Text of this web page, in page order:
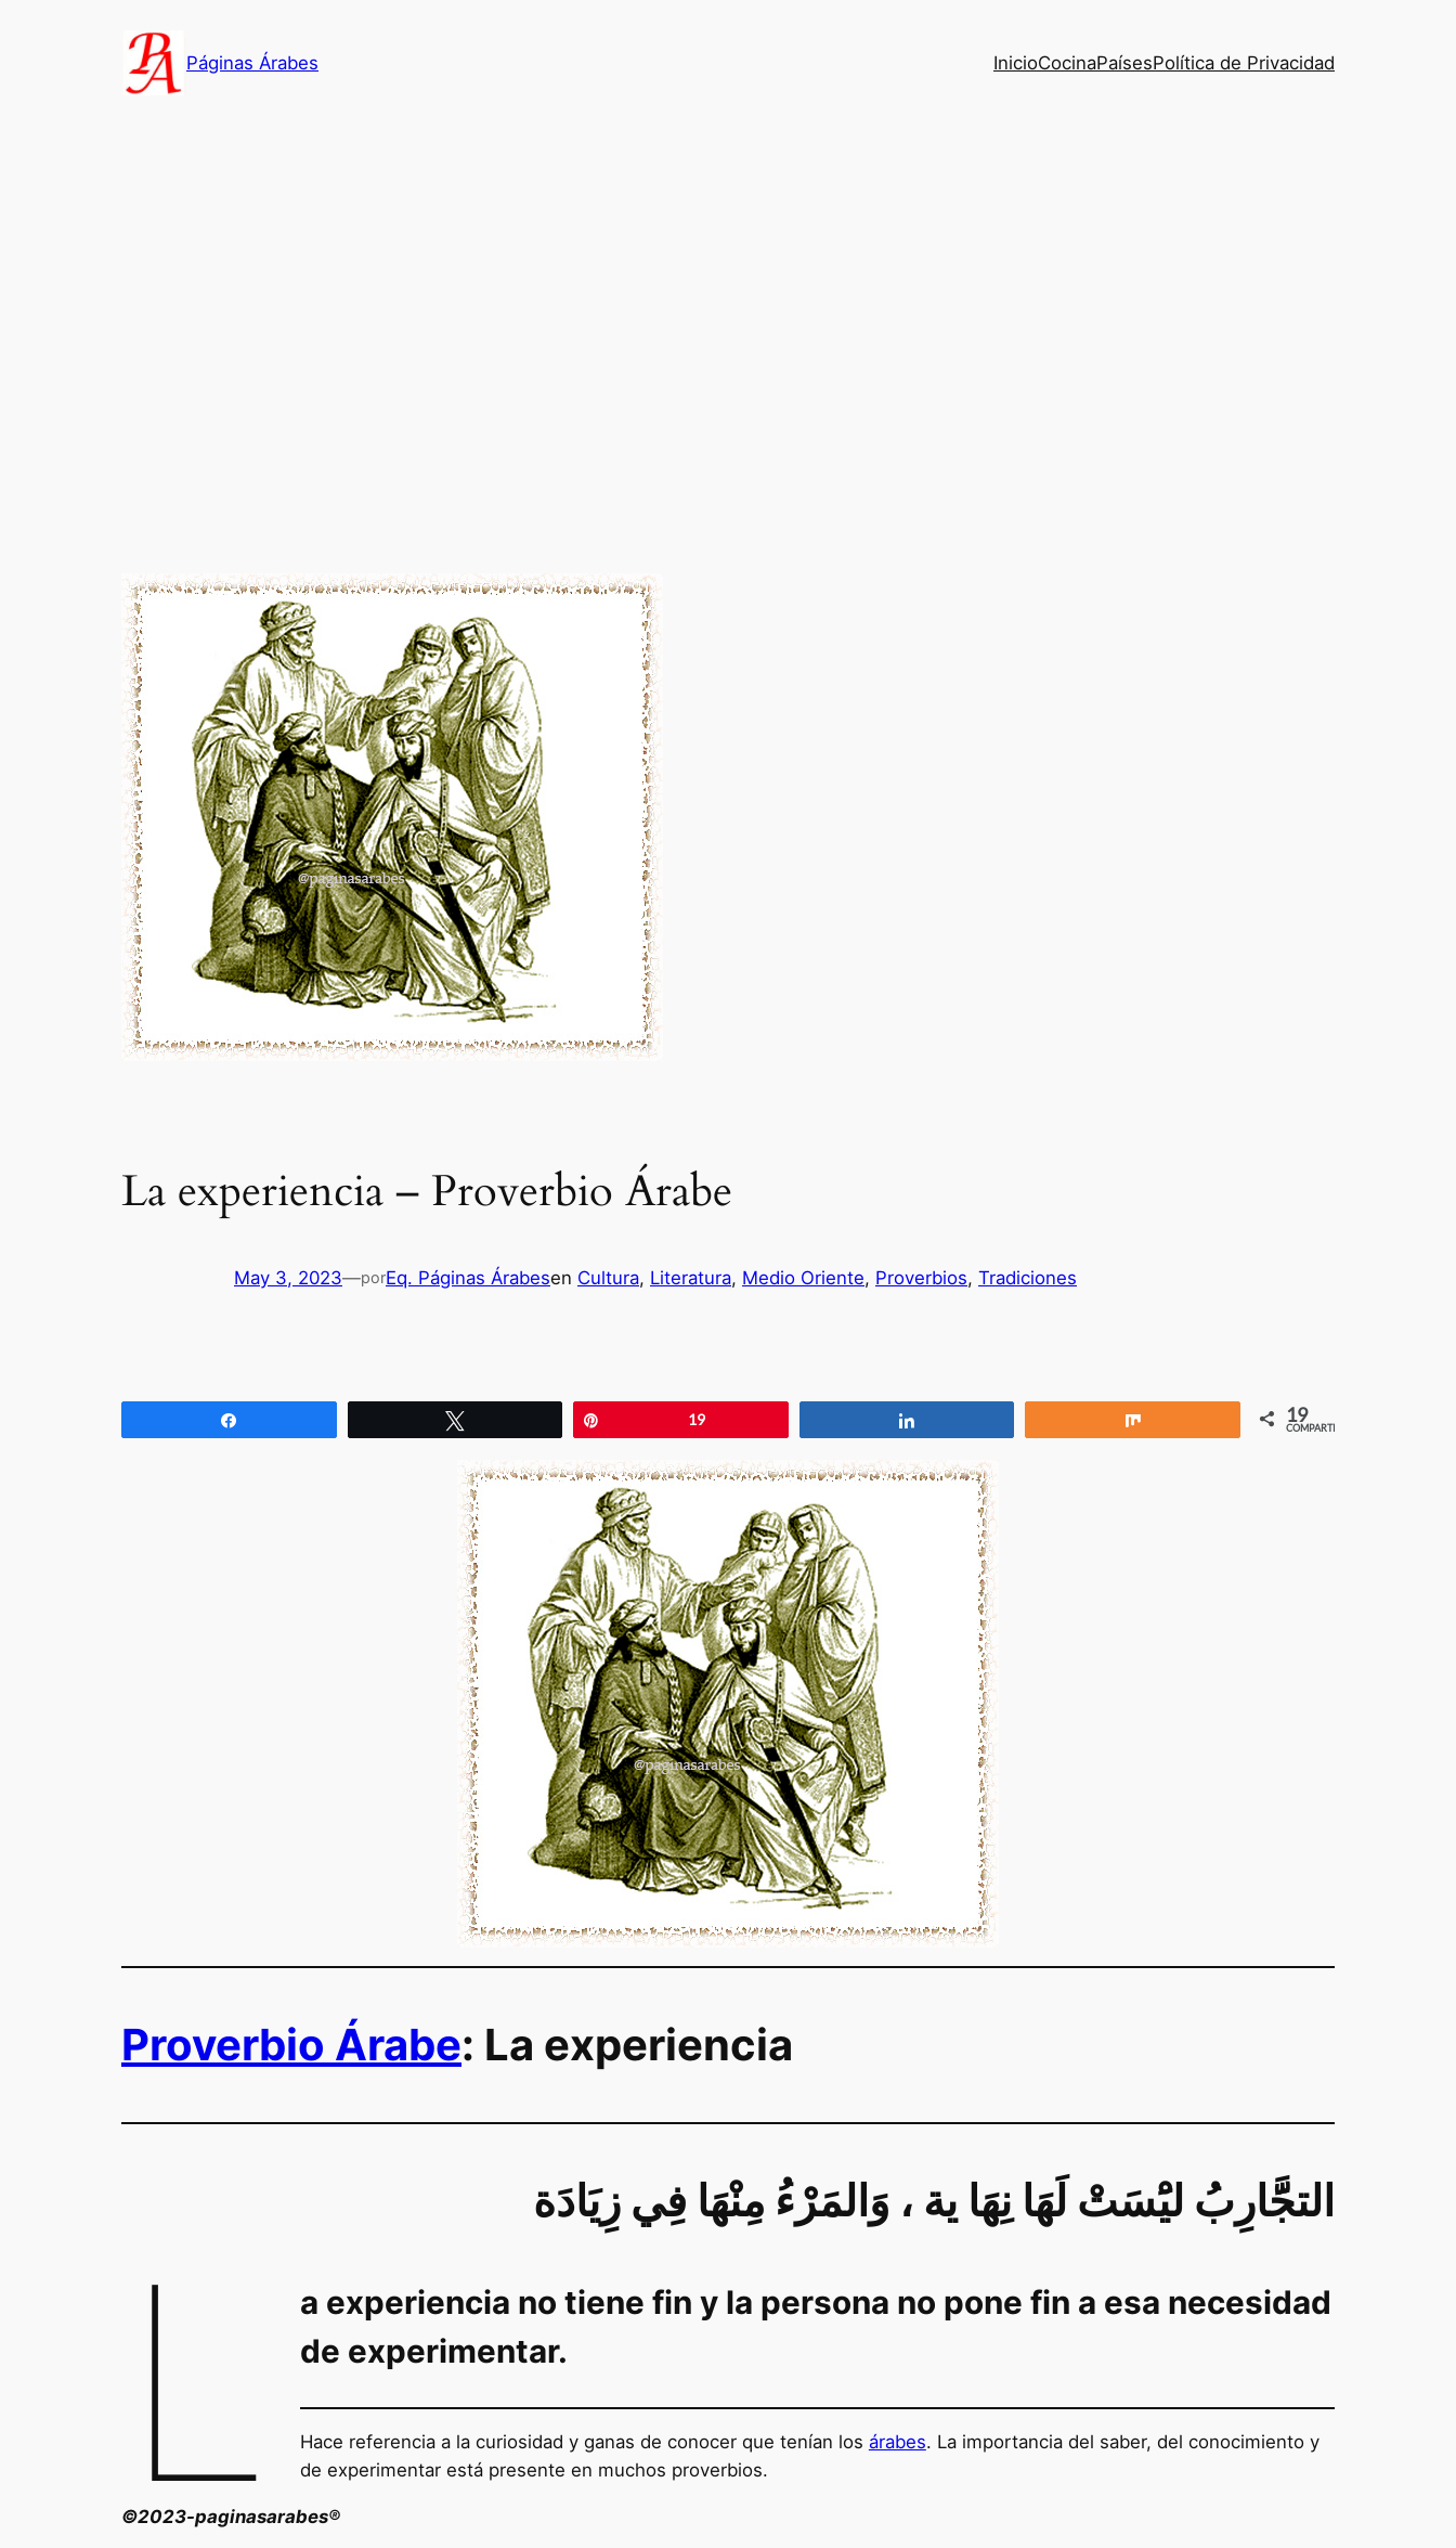
Páginas Árabes InicioCocinaPaísesPolítica de Privacidad
La experiencia – Proverbio Árabe
May 3, 2023—porEq. Páginas Árabesen Cultura, Literatura, Medio Oriente, Proverbios, Tradiciones
19 19
COMPARTIR
Proverbio Árabe: La experiencia
التجََّارِبُ ليَْسَتْ لَهَا نِهَا ية ، وَالمَرْءُ مِنْهَا فِي زِيَادَة
L
a experiencia no tiene fin y la persona no pone fin a esa necesidad
de experimentar.
Hace referencia a la curiosidad y ganas de conocer que tenían los árabes. La importancia del saber, del conocimiento y
de experimentar está presente en muchos proverbios.
©2023-paginasarabes®